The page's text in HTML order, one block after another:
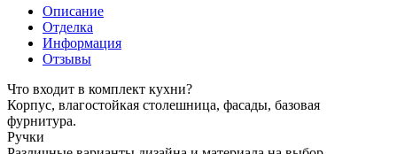
Описание
Отделка
Информация
Отзывы
Что входит в комплект кухни?
Корпус, влагостойкая столешница, фасады, базовая
фурнитура.
Ручки